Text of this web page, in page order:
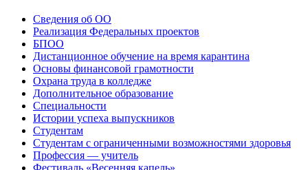
Сведения об ОО
Реализация Федеральных проектов
БПОО
Дистанционное обучение на время карантина
Основы финансовой грамотности
Охрана труда в колледже
Дополнительное образование
Специальности
Истории успеха выпускников
Студентам
Студентам с ограниченными возможностями здоровья
Профессия — учитель
Фестиваль «Весенняя капель»